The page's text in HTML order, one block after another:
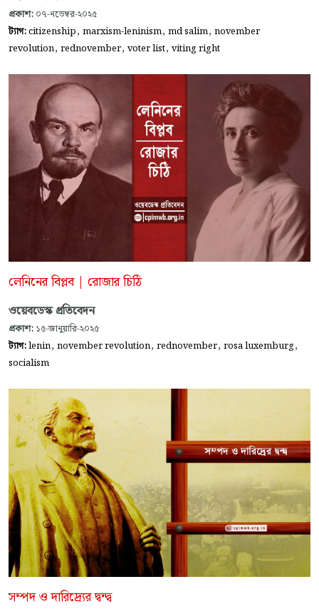
প্রকাশ: ০৭-নভেম্বর-২০২৫
ট্যাগ:citizenship, marxism-leninism, md salim, november
revolution, rednovember, voter list, viting right
লেনিনের বিপ্লব | রোজার চিঠি
ওয়েবডেস্ক প্রতিবেদন
প্রকাশ: ১৫-জানুয়ারি-২০২৫
ট্যাগ:lenin, november revolution, rednovember, rosa luxemburg,
socialism
সম্পদ ও দারিদ্র্যের দ্বন্দ্ব